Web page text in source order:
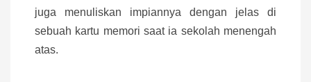
juga menuliskan impiannya dengan jelas di
sebuah kartu memori saat ia sekolah menengah
atas.